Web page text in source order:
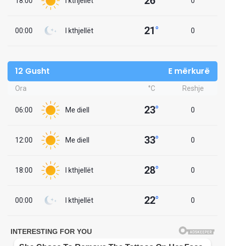
00:00 I kthjellët 21° 0
12 Gusht E mërkurë
Ora °C Reshje
06:00 Me diell 23° 0
12:00 Me diell 33° 0
18:00 I kthjellët 28° 0
00:00 I kthjellët 22° 0